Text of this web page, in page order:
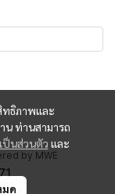
ทธิภาพและ
น ท่านสามารถ
ป็นส่วนตัว และ
ด
by MWE